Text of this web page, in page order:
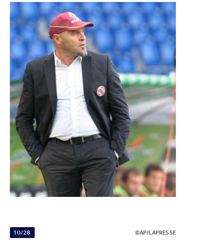
10/28 ©AP/LAPRESSE